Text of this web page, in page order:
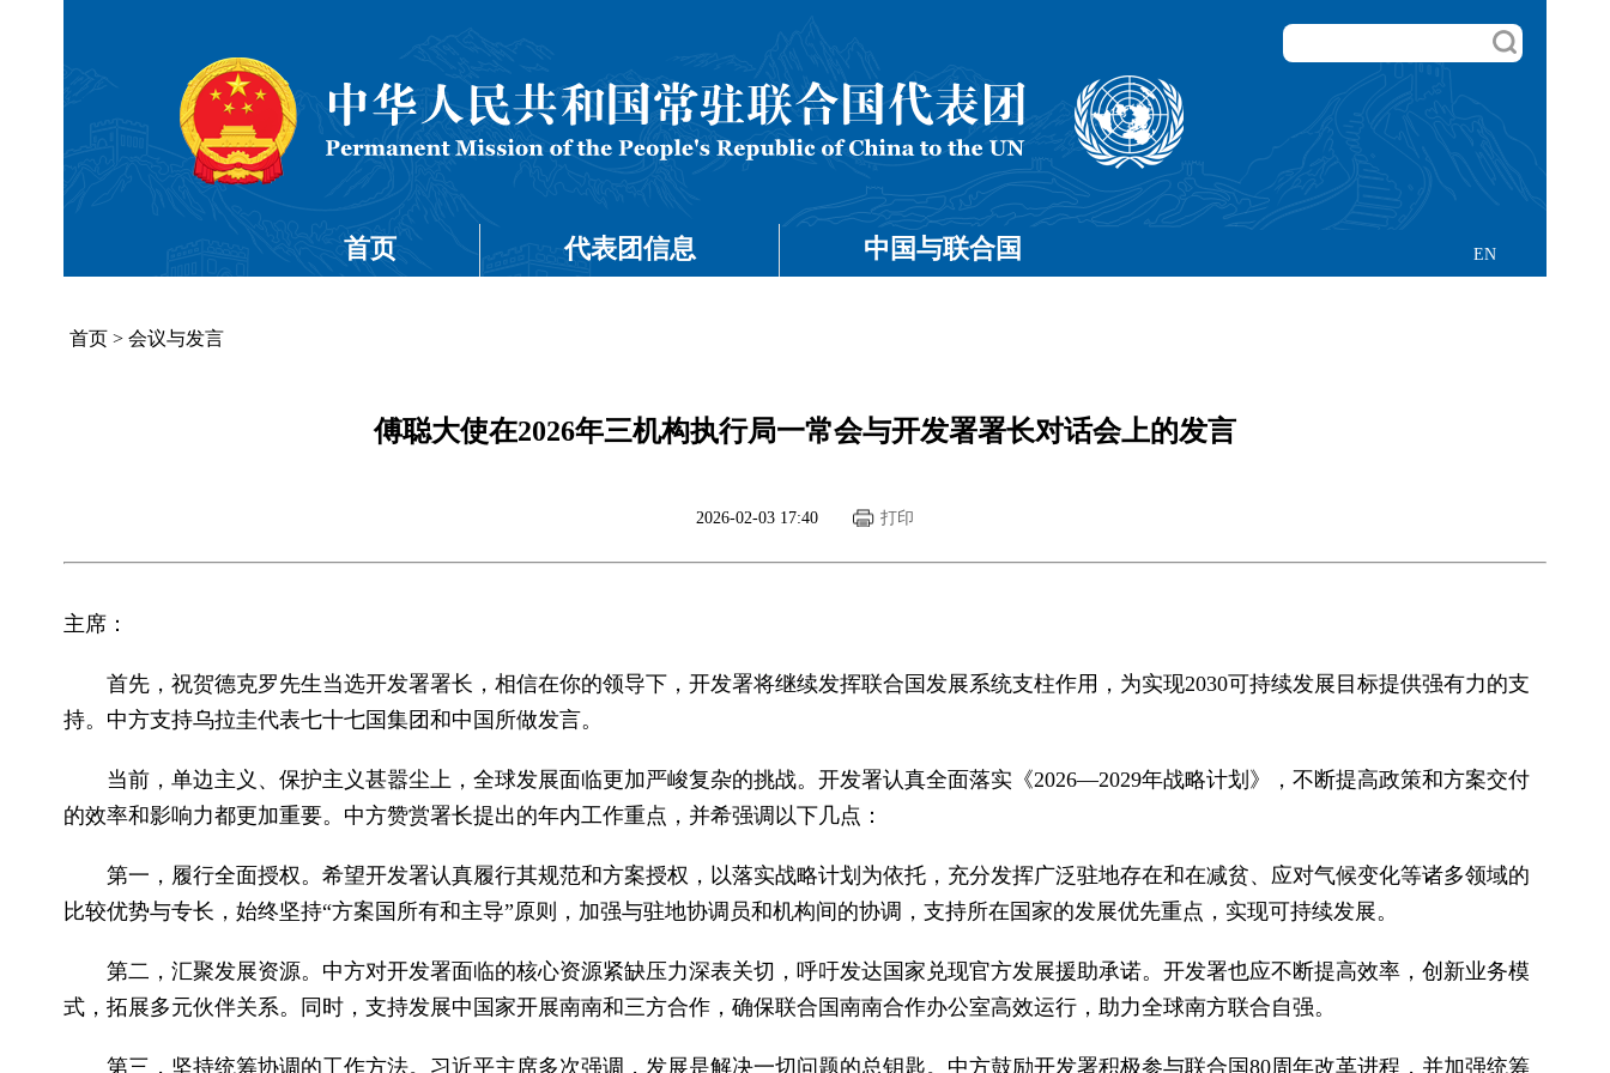
EN
首页 代表团信息 中国与联合国
首页 > 会议与发言
傅聪大使在2026年三机构执行局一常会与开发署署长对话会上的发言
2026-02-03 17:40 打印
主席：
首先，祝贺德克罗先生当选开发署署长，相信在你的领导下，开发署将继续发挥联合国发展系统支柱作用，为实现2030可持续发展目标提供强有力的支
持。中方支持乌拉圭代表七十七国集团和中国所做发言。
当前，单边主义、保护主义甚嚣尘上，全球发展面临更加严峻复杂的挑战。开发署认真全面落实《2026—2029年战略计划》，不断提高政策和方案交付
的效率和影响力都更加重要。中方赞赏署长提出的年内工作重点，并希强调以下几点：
第一，履行全面授权。希望开发署认真履行其规范和方案授权，以落实战略计划为依托，充分发挥广泛驻地存在和在减贫、应对气候变化等诸多领域的
比较优势与专长，始终坚持“方案国所有和主导”原则，加强与驻地协调员和机构间的协调，支持所在国家的发展优先重点，实现可持续发展。
第二，汇聚发展资源。中方对开发署面临的核心资源紧缺压力深表关切，呼吁发达国家兑现官方发展援助承诺。开发署也应不断提高效率，创新业务模
式，拓展多元伙伴关系。同时，支持发展中国家开展南南和三方合作，确保联合国南南合作办公室高效运行，助力全球南方联合自强。
第三，坚持统筹协调的工作方法。习近平主席多次强调，发展是解决一切问题的总钥匙。中方鼓励开发署积极参与联合国80周年改革进程，并加强统筹